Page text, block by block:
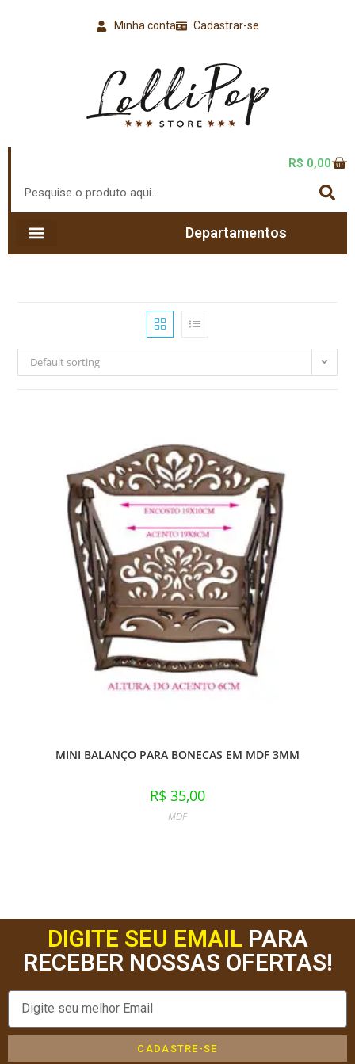
Cadastrar-se
Minha conta
R$ 0,00
Departamentos
Default sorting
MINI BALANÇO PARA BONECAS EM MDF 3MM
R$ 35,00
MDF
DIGITE SEU EMAILPARA
RECEBER NOSSAS OFERTAS!
CADASTRE-SE